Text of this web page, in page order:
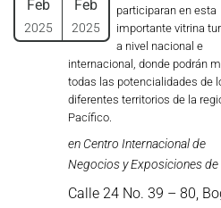
Feb
2025
Feb
2025
participaran en esta
importante vitrina
a nivel nacional e
internacional, donde podrán
todas las potencialidades de
diferentes territorios de la
Pacífico.
en Centro Internacional de
Negocios y Exposiciones de
Calle 24 No. 39 – 80,